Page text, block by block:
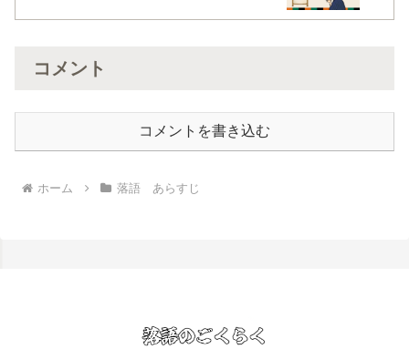
コメント
コメントを書き込む
ホーム 落語 あらすじ